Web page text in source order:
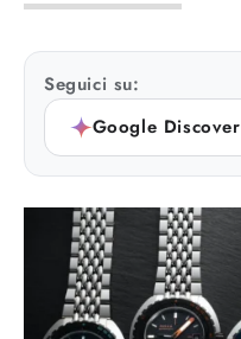
Seguici su:
Google Discover